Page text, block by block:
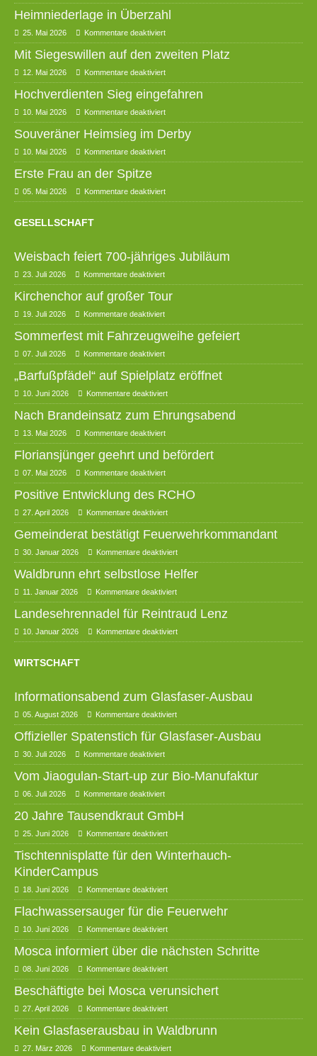
Heimniederlage in Überzahl
25. Mai 2026 Kommentare deaktiviert
Mit Siegeswillen auf den zweiten Platz
12. Mai 2026 Kommentare deaktiviert
Hochverdienten Sieg eingefahren
10. Mai 2026 Kommentare deaktiviert
Souveräner Heimsieg im Derby
10. Mai 2026 Kommentare deaktiviert
Erste Frau an der Spitze
05. Mai 2026 Kommentare deaktiviert
GESELLSCHAFT
Weisbach feiert 700-jähriges Jubiläum
23. Juli 2026 Kommentare deaktiviert
Kirchenchor auf großer Tour
19. Juli 2026 Kommentare deaktiviert
Sommerfest mit Fahrzeugweihe gefeiert
07. Juli 2026 Kommentare deaktiviert
„Barfußpfädel“ auf Spielplatz eröffnet
10. Juni 2026 Kommentare deaktiviert
Nach Brandeinsatz zum Ehrungsabend
13. Mai 2026 Kommentare deaktiviert
Floriansjünger geehrt und befördert
07. Mai 2026 Kommentare deaktiviert
Positive Entwicklung des RCHO
27. April 2026 Kommentare deaktiviert
Gemeinderat bestätigt Feuerwehrkommandant
30. Januar 2026 Kommentare deaktiviert
Waldbrunn ehrt selbstlose Helfer
11. Januar 2026 Kommentare deaktiviert
Landesehrennadel für Reintraud Lenz
10. Januar 2026 Kommentare deaktiviert
WIRTSCHAFT
Informationsabend zum Glasfaser-Ausbau
05. August 2026 Kommentare deaktiviert
Offizieller Spatenstich für Glasfaser-Ausbau
30. Juli 2026 Kommentare deaktiviert
Vom Jiaogulan-Start-up zur Bio-Manufaktur
06. Juli 2026 Kommentare deaktiviert
20 Jahre Tausendkraut GmbH
25. Juni 2026 Kommentare deaktiviert
Tischtennisplatte für den Winterhauch-
KinderCampus
18. Juni 2026 Kommentare deaktiviert
Flachwassersauger für die Feuerwehr
10. Juni 2026 Kommentare deaktiviert
Mosca informiert über die nächsten Schritte
08. Juni 2026 Kommentare deaktiviert
Beschäftigte bei Mosca verunsichert
27. April 2026 Kommentare deaktiviert
Kein Glasfaserausbau in Waldbrunn
27. März 2026 Kommentare deaktiviert